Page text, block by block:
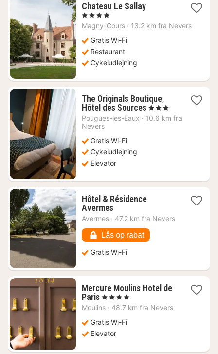
Chateau Le Sallay1
fra
, 4 Stjerner
Magny-Cours · 13.2 km fra Nevers
Gratis Wi-Fi
Restaurant
Cykeludlejning
The Originals Boutique,
Hôtel des Sources1
nat
, 3 Stjerner
Pougues-les-Eaux · 10.6 km fra
Nevers
Gratis Wi-Fi
Cykeludlejning
Elevator
Hôtel & Résidence
Avermes1
nat
344
kr.
Avermes · 47.2 km fra Nevers
Lås op rabat
Gratis Wi-Fi
Mercure Moulins Hotel de
Paris1
nat
1077
kr.
, 4 Stjerner
Moulins · 48.7 km fra Nevers
Gratis Wi-Fi
Elevator